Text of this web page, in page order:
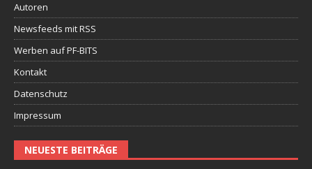
Autoren
Newsfeeds mit RSS
Werben auf PF-BITS
Kontakt
Datenschutz
Impressum
NEUESTE BEITRÄGE